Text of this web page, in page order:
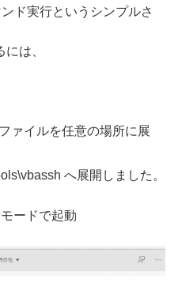
ド実行というシンプルさ
は、
ァイルを任意の場所に展
へ展開しました。
ードで起動